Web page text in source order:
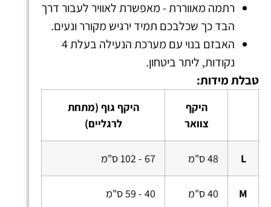
רתמה מאווררת - מאפשרת לאוויר לעבור דרך
הבד כך שכלבכם תמיד ירגיש מקורר ונעים.
האבזם בנוי עם מערכת הנעילה בעלת 4
נקודות, ליתר ביטחון.
טבלת מידות:
היקף
צוואר
היקף גוף (מתחת
לרגליים)
L 48 ס"מ 67 - 102 ס"מ
M 40 ס"מ 40 - 59 ס"מ